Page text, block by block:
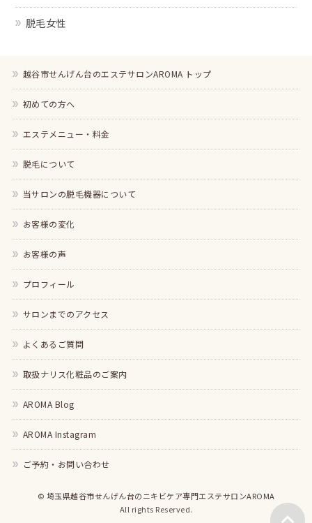
脱毛女性
越谷市せんげん台のエステサロンAROMA トップ
初めての方へ
エステメニュー・料金
脱毛について
当サロンの脱毛機器について
お客様の変化
お客様の声
プロフィール
サロンまでのアクセス
よくあるご質問
取扱ナリス化粧品のご案内
AROMA Blog
AROMA Instagram
ご予約・お問い合わせ
© 埼玉県越谷市せんげん台のニキビケア専門エステサロンAROMA
All rights Reserved.